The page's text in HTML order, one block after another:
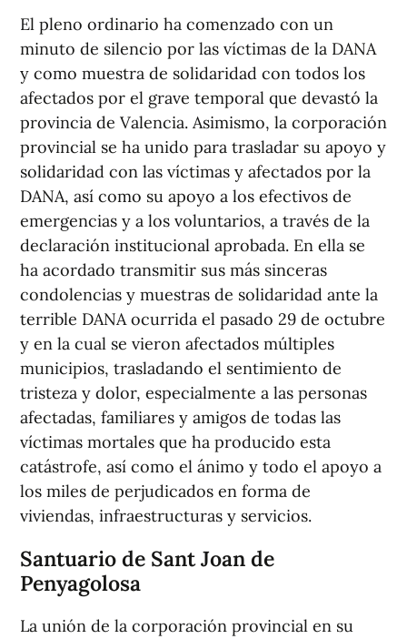
El pleno ordinario ha comenzado con un
minuto de silencio por las víctimas de la DANA
y como muestra de solidaridad con todos los
afectados por el grave temporal que devastó la
provincia de Valencia. Asimismo, la corporación
provincial se ha unido para trasladar su apoyo y
solidaridad con las víctimas y afectados por la
DANA, así como su apoyo a los efectivos de
emergencias y a los voluntarios, a través de la
declaración institucional aprobada. En ella se
ha acordado transmitir sus más sinceras
condolencias y muestras de solidaridad ante la
terrible DANA ocurrida el pasado 29 de octubre
y en la cual se vieron afectados múltiples
municipios, trasladando el sentimiento de
tristeza y dolor, especialmente a las personas
afectadas, familiares y amigos de todas las
víctimas mortales que ha producido esta
catástrofe, así como el ánimo y todo el apoyo a
los miles de perjudicados en forma de
viviendas, infraestructuras y servicios.
Santuario de Sant Joan de
Penyagolosa
La unión de la corporación provincial en su